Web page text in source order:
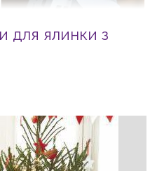
для ялинки з